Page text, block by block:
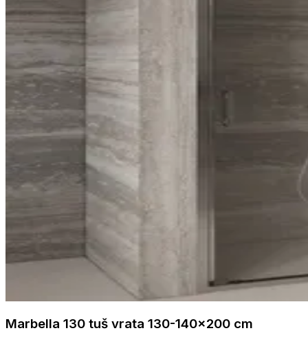
Marbella 130 tuš vrata 130-140x200 cm